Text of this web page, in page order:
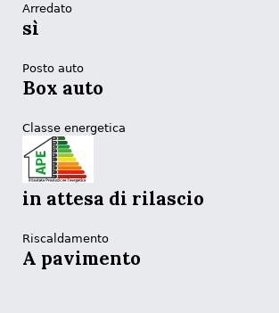
Arredato
sì
Posto auto
Box auto
Classe energetica
in attesa di rilascio
Riscaldamento
A pavimento